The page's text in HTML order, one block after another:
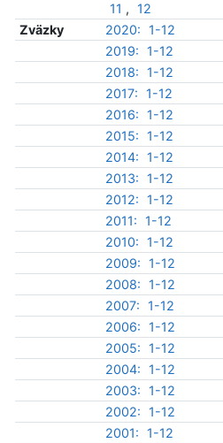
11 ,
12
Zväzky
2020:
1-12
2019:
1-12
2018:
1-12
2017:
1-12
2016:
1-12
2015:
1-12
2014:
1-12
2013:
1-12
2012:
1-12
2011:
1-12
2010:
1-12
2009:
1-12
2008:
1-12
2007:
1-12
2006:
1-12
2005:
1-12
2004:
1-12
2003:
1-12
2002:
1-12
2001:
1-12